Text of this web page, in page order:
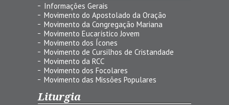
Informações Gerais
Movimento do Apostolado da Oração
Movimento da Congregação Mariana
Movimento Eucarístico Jovem
Movimento dos Ícones
Movimento de Cursilhos de Cristandade
Movimento da RCC
Movimento dos Focolares
Movimento das Missões Populares
Liturgia